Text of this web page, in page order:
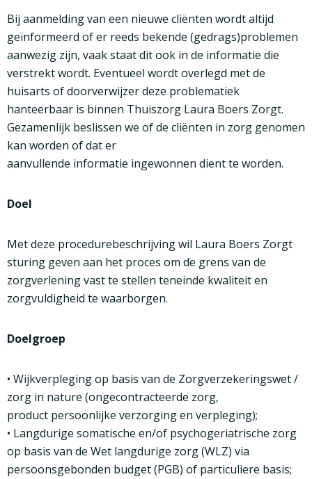
Bij aanmelding van een nieuwe cliënten wordt altijd
geïnformeerd of er reeds bekende (gedrags)problemen
aanwezig zijn, vaak staat dit ook in de informatie die
verstrekt wordt. Eventueel wordt overlegd met de
huisarts of doorverwijzer deze problematiek
hanteerbaar is binnen Thuiszorg Laura Boers Zorgt.
Gezamenlijk beslissen we of de cliënten in zorg genomen
kan worden of dat er
aanvullende informatie ingewonnen dient te worden.
Doel
Met deze procedurebeschrijving wil Laura Boers Zorgt
sturing geven aan het proces om de grens van de
zorgverlening vast te stellen teneinde kwaliteit en
zorgvuldigheid te waarborgen.
Doelgroep
• Wijkverpleging op basis van de Zorgverzekeringswet /
zorg in nature (ongecontracteerde zorg,
product persoonlijke verzorging en verpleging);
• Langdurige somatische en/of psychogeriatrische zorg
op basis van de Wet langdurige zorg (WLZ) via
persoonsgebonden budget (PGB) of particuliere basis;